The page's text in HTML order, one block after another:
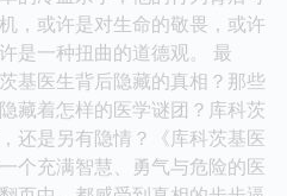
，或许是对生命的敬畏，或许
是一种扭曲的道德观。 最
基医生背后隐藏的真相？那些
藏着怎样的医学谜团？库科茨
还是另有隐情？《库科茨基医
个充满智慧、勇气与危险的医